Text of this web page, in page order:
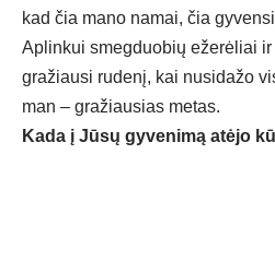
kad čia mano namai, čia
Aplinkui smegduobių ežerėliai
gražiausi rudenį, kai nusidažo
man – gražiausias metas.
Kada į Jūsų gyvenimą atėjo